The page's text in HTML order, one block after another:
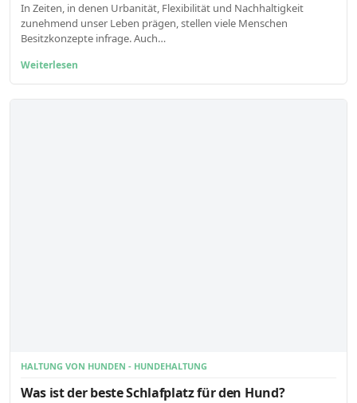
In Zeiten, in denen Urbanität, Flexibilität und Nachhaltigkeit
zunehmend unser Leben prägen, stellen viele Menschen
Besitzkonzepte infrage. Auch…
Weiterlesen
HALTUNG VON HUNDEN - HUNDEHALTUNG
Was ist der beste Schlafplatz für den Hund?